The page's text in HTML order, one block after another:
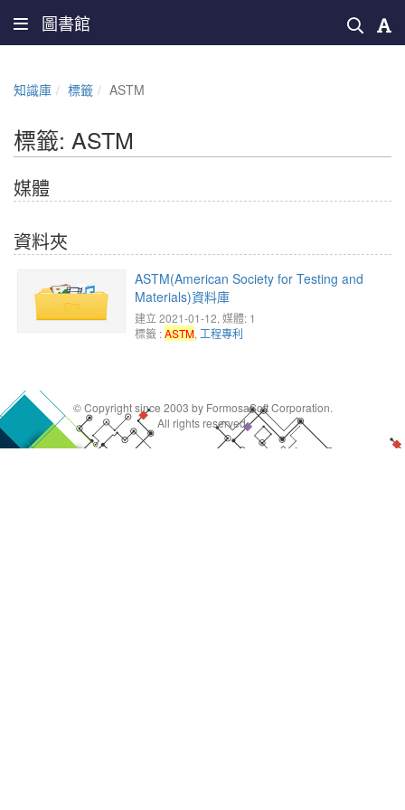
圖書館
知識庫 標籤 ASTM
標籤: ASTM
媒體
資料夾
ASTM(American Society for Testing and
Materials)資料庫
建立 2021-01-12, 媒體: 1
標籤 :ASTM, 工程專利
© Copyright since 2003 by FormosaSoft Corporation.
All rights reserved.